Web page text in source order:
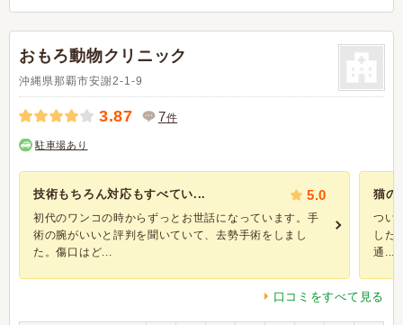
おもろ動物クリニック
沖縄県那覇市安謝2-1-9
3.87 7件
駐車場あり
技術もちろん対応もすべてい... 5.0
初代のワンコの時からずっとお世話になっています。手
術の腕がいいと評判を聞いていて、去勢手術をしまし
た。傷口はど...
猫の
つい
した
通...
口コミをすべて見る